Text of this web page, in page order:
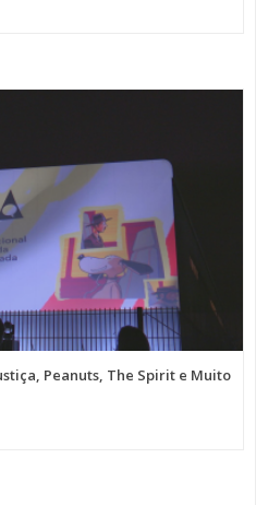
Peanuts, The Spirit e Muito